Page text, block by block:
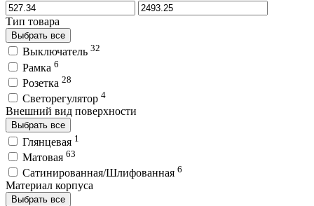
Тип товара
Выбрать все
Выключатель 32
Рамка 6
Розетка 28
Светорегулятор 4
Внешний вид поверхности
Выбрать все
Глянцевая 1
Матовая 63
Сатинированная/Шлифованная 6
Материал корпуса
Выбрать все